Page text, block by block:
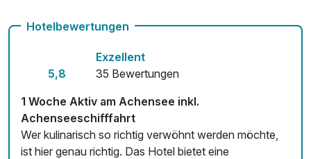
Zimmerservice verfügbar
Mit Hotelbar
Hotelbewertungen
5,8
Exzellent
35 Bewertungen
1 Woche Aktiv am Achensee inkl.
Achenseeschifffahrt
Wer kulinarisch so richtig verwöhnt werden möchte,
ist hier genau richtig. Das Hotel bietet eine